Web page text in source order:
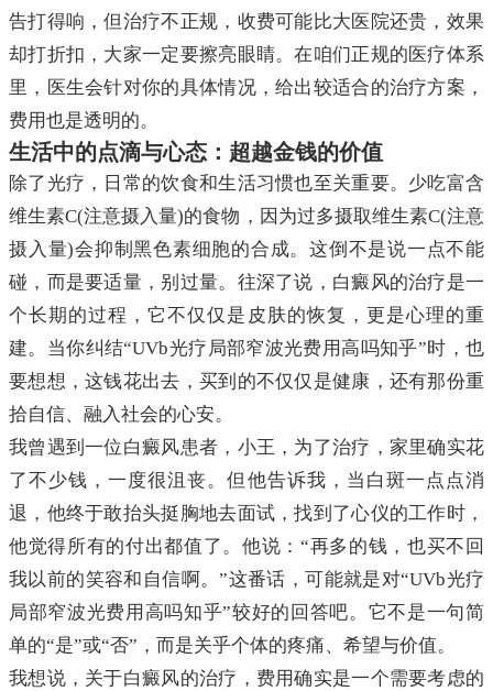
告打得响，但治疗不正规，收费可能比大医院还贵，效果
却打折扣，大家一定要擦亮眼睛。在咱们正规的医疗体系
里，医生会针对你的具体情况，给出较适合的治疗方案，
费用也是透明的。
生活中的点滴与心态：超越金钱的价值
除了光疗，日常的饮食和生活习惯也至关重要。少吃富含
维生素C(注意摄入量)的食物，因为过多摄取维生素C(注意
摄入量)会抑制黑色素细胞的合成。这倒不是说一点不能
碰，而是要适量，别过量。往深了说，白癜风的治疗是一
个长期的过程，它不仅仅是皮肤的恢复，更是心理的重
建。当你纠结“UVb光疗局部窄波光费用高吗知乎”时，也
要想想，这钱花出去，买到的不仅仅是健康，还有那份重
拾自信、融入社会的心安。
我曾遇到一位白癜风患者，小王，为了治疗，家里确实花
了不少钱，一度很沮丧。但他告诉我，当白斑一点点消
退，他终于敢抬头挺胸地去面试，找到了心仪的工作时，
他觉得所有的付出都值了。他说：“再多的钱，也买不回
我以前的笑容和自信啊。”这番话，可能就是对“UVb光疗
局部窄波光费用高吗知乎”较好的回答吧。它不是一句简
单的“是”或“否”，而是关乎个体的疼痛、希望与价值。
我想说，关于白癜风的治疗，费用确实是一个需要考虑的